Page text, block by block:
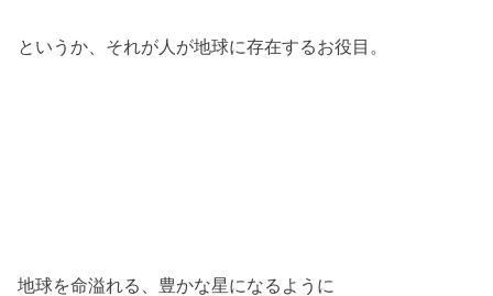
というか、それが人が地球に存在するお役目。
地球を命溢れる、豊かな星になるように